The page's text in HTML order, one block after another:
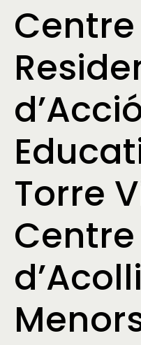
Centre
Torre
Centre